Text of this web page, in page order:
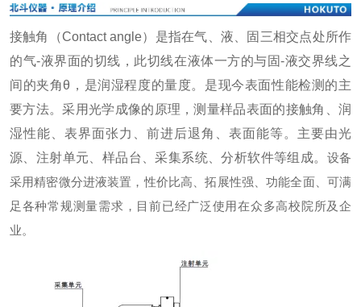
接触角（Contact angle）是指在气、液、固三相交点处所作
的气-液界面的切线，此切线在液体一方的与固-液交界线之
间的夹角θ，是润湿程度的量度。是现今表面性能检测的主
要方法。采用光学成像的原理，测量样品表面的接触角、润
湿性能、表界面张力、前进后退角、表面能等。主要由光
源、注射单元、样品台、采集系统、分析软件等组成。 设备
采用精密微分进液装置，性价比高、拓展性强、功能全面、可满
足各种常规测量需求，目前已经广泛使用在众多高校院所及企
业。